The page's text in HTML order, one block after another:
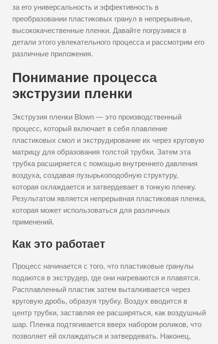
за его универсальность и эффективность в
преобразовании пластиковых гранул в непрерывные,
высококачественные пленки. Давайте погрузимся в
детали этого увлекательного процесса и рассмотрим его
различные приложения.
Понимание процесса
экструзии пленки
Экструзия пленки Blown — это производственный
процесс, который включает в себя плавление
пластиковых смол и экструдирование их через круговую
матрицу для образования толстой трубки. Затем эта
трубка расширяется с помощью внутреннего давления
воздуха, создавая пузырькоподобную структуру,
которая охлаждается и затвердевает в тонкую пленку.
Результатом является непрерывная пластиковая пленка,
которая может использоваться для различных
применений.
Как это работает
Процесс начинается с того, что пластиковые гранулы
подаются в экструдер, где они нагреваются и плавятся.
Расплавленный пластик затем выталкивается через
круговую дробь, образуя трубку. Воздух вводится в
центр трубки, заставляя ее расширяться, как воздушный
шар. Пленка подтягивается вверх набором роликов, что
позволяет ей охлаждаться и затвердевать. Наконец,